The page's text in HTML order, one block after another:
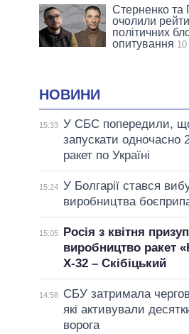
Стерненко та
очолили
політичних
опитування
НОВИНИ
15:33 У СБС попередили,
запускати одночасно
ракет по Україні
15:24 У Болгарії стався
виробництва
15:05
Росія з квітня
виробництво ракет
Х-32 – Скібіцький
14:58
СБУ затримала
які активували
ворога